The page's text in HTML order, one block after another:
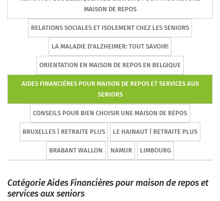
MAISON DE REPOS
RELATIONS SOCIALES ET ISOLEMENT CHEZ LES SENIORS
LA MALADIE D'ALZHEIMER: TOUT SAVOIR!
ORIENTATION EN MAISON DE REPOS EN BELGIQUE
AIDES FINANCIÈRES POUR MAISON DE REPOS ET SERVICES AUX
SENIORS
CONSEILS POUR BIEN CHOISIR UNE MAISON DE REPOS
BRUXELLES | RETRAITE PLUS LE HAINAUT | RETRAITE PLUS
BRABANT WALLON NAMUR LIMBOURG
Catégorie Aides Financières pour maison de repos et
services aux seniors